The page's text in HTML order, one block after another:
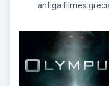
antiga filmes